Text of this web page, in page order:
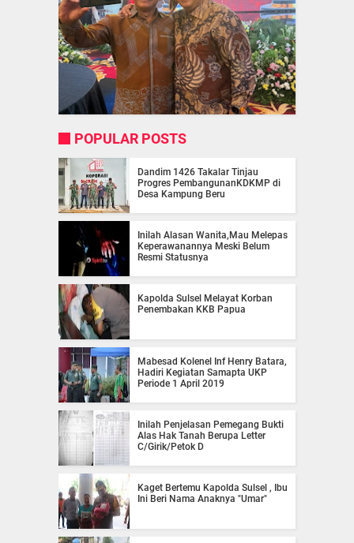
POPULAR POSTS
Dandim 1426 Takalar Tinjau
Progres PembangunanKDKMP di
Desa Kampung Beru
Inilah Alasan Wanita,Mau Melepas
Keperawanannya Meski Belum
Resmi Statusnya
Kapolda Sulsel Melayat Korban
Penembakan KKB Papua
Mabesad Kolenel Inf Henry Batara,
Hadiri Kegiatan Samapta UKP
Periode 1 April 2019
Inilah Penjelasan Pemegang Bukti
Alas Hak Tanah Berupa Letter
C/Girik/Petok D
Kaget Bertemu Kapolda Sulsel , Ibu
Ini Beri Nama Anaknya "Umar"